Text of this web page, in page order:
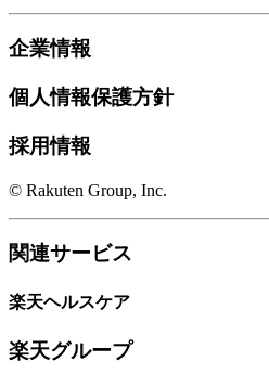
企業情報
個人情報保護方針
採用情報
© Rakuten Group, Inc.
関連サービス
楽天ヘルスケア
楽天グループ